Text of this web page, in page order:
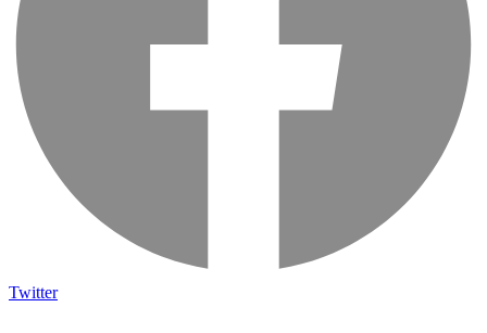
Twitter